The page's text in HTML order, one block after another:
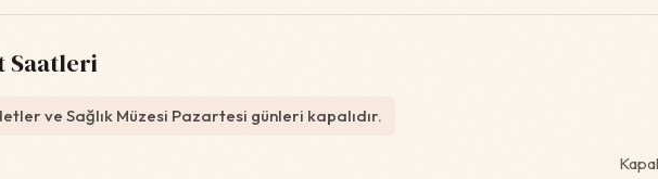
Saatleri
ve Sağlık Müzesi Pazartesi günleri kapalıdır.